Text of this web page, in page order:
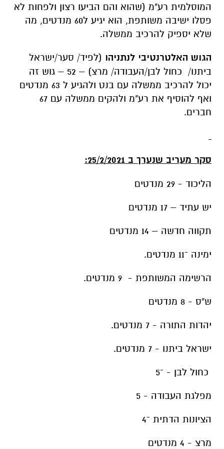
המוסלמית רע"מ (שהוא והם הביעו רצון ולפחות לא
פסלו ישיבה משותפת, הוא יגיע ל60 מנדטים, מה
שלא יספיק להרכיב ממשלה.
הגוש האלטרנטיבי לנתניהו (לפיד/ סער/ישראל
ביתנו/ כחול לבן/העבודה/ מרצ) – 52 – גוש זה
יכול להרכיב ממשלה עם בנט ולהגיע ל 63 מנדטים
ואף להוסיף את רע"מ ולהקים ממשלה עם 67
חברים.
סקר מעריב שנערך ב 25/2/2021:
הליכוד - 29 מנדטים
יש עתיד – 17 מנדטים
תקווה חדשה – 14 מנדטים
ימינה ־11 מנדטים.
הרשימה המשותפת - 9 מנדטים.
ש"ס - 8 מנדטים
יהדות התורה - 7 מנדטים.
ישראל ביתנו - 7 מנדטים.
כחול לבן - ־5
מפלגת העבודה - 5
הציונות הדתית ־4
מרצ - 4 מנדטים